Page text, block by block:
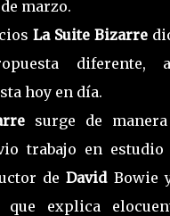
marzo.
La Suite Bizarre
diferente,
hoy en día.
surge de
trabajo en estudio
deDavid Bowie
explica